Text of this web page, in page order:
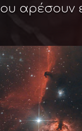
αρέσουν